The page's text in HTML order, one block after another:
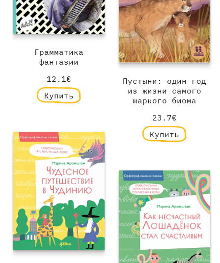
Грамматика
фантазии
12.1€
Купить
Пустыни: один год
из жизни самого
жаркого биома
23.7€
Купить